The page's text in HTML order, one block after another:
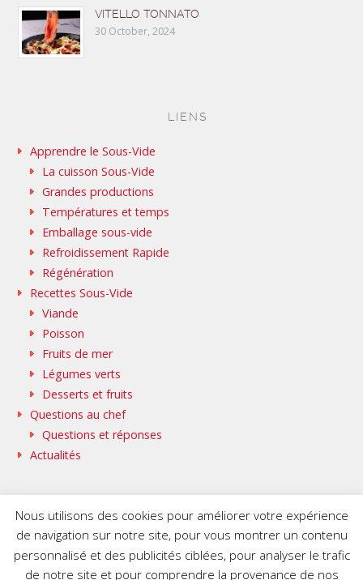
VITELLO TONNATO
30 October, 2024
LIENS
Apprendre le Sous-Vide
La cuisson Sous-Vide
Grandes productions
Températures et temps
Emballage sous-vide
Refroidissement Rapide
Régénération
Recettes Sous-Vide
Viande
Poisson
Fruits de mer
Légumes verts
Desserts et fruits
Questions au chef
Questions et réponses
Actualités
SAMMIC WEB
BASQUESTAGE
FLEISCHMANN’S COOKING GROUP
Nous utilisons des cookies pour améliorer votre expérience
de navigation sur notre site, pour vous montrer un contenu
personnalisé et des publicités ciblées, pour analyser le trafic
de notre site et pour comprendre la provenance de nos